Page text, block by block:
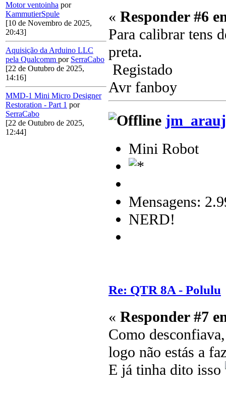
Motor ventoinha por
KammutierSpule
[10 de Novembro de 2025,
20:43]
Aquisição da Arduino LLC
pela Qualcomm por SerraCabo
[22 de Outubro de 2025,
14:16]
MMD-1 Mini Micro Designer
Restoration - Part 1 por
SerraCabo
[22 de Outubro de 2025,
12:44]
« Responder #6
Para calibrar tens
preta.
Registado
Avr fanboy
Mini Robot
Mensagens:
NERD!
Re: QTR 8A - Polulu
« Responder #7
Como
logo não estás a
E já tinha dito isso